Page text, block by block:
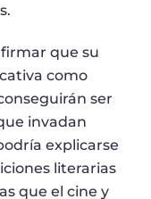
que su
como
ser
invadan
explicarse
literarias
que el cine y